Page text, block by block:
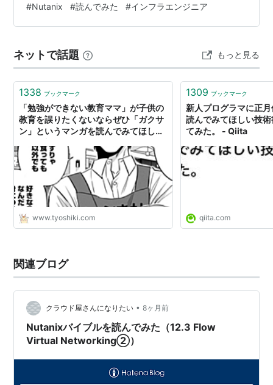
(日本語版)を読んで内容をまとめてみる。 ・本記事の対
象は、「Prism」-「16.2 ナビゲーション」。 Prismへの
下の宛先にアクセスしログインする。 Prism Central…
#Nutanix #読んでみた #インフラエンジニア
ネットで話題 もっと見る
1338 ブックマーク
「勉強ができない教育ママ」が子供の
教育を誤りたくないならぜひ「ガクサ
ン」というマンガを読んでみてほしい
www.tyoshiki.com
1309 ブックマーク
新人プログラマに正
読んでみてほしい技
てみた。 - Qiita
qiita.com
関連ブログ
クラウド屋さんになりたい • 8ヶ月前
Nutanixバイブルを読んでみた（12.3 Flow
Virtual Networking②）